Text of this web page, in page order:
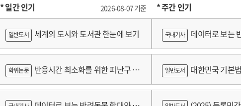
* 일간 인기 2026-08-07 기준
일반도서 세계의 도시와 도서관 한눈에 보기
학위논문 반응시간 최소화를 위한 피난구 유
도등 제작 및 설치 기준 개발
* 주간 인기
국내기사 데이터로 보는
쟁
일반도서 대한민국 기본